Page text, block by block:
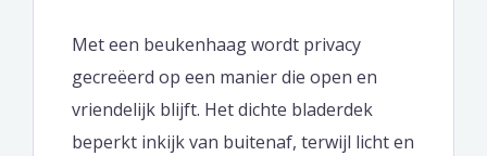
Met een beukenhaag wordt privacy
gecreëerd op een manier die open en
vriendelijk blijft. Het dichte bladerdek
beperkt inkijk van buitenaf, terwijl licht en